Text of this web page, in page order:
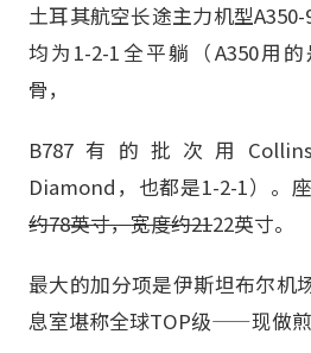
土耳其航空长途主力机型
均为1-2-1全平躺（A350用
骨，
B787有的批次用Collins
Diamond，也都是1-2-1）。
约78英寸，宽度约2122英寸。
最大的加分项是伊斯坦布尔机
息室堪称全球TOP级——现做煎